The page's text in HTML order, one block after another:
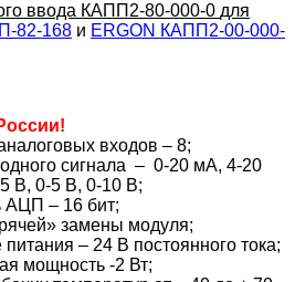
ввода КАПП2-80-000-0 для
82-168 и ERGON КАПП2-00-000-
входов – 8;
сигнала – 0-20 мА, 4-20
В, 0-5 В, 0-10 В;
АЦП – 16 бит;
замены модуля;
– 24 В постоянного тока;
мощность -2 Вт;